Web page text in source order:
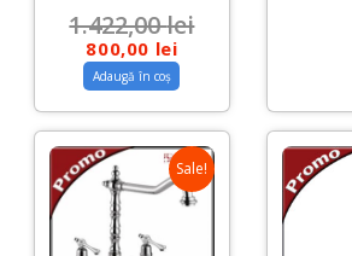
1.422,00lei
800,00 lei
Adaugă în coș
Sale!